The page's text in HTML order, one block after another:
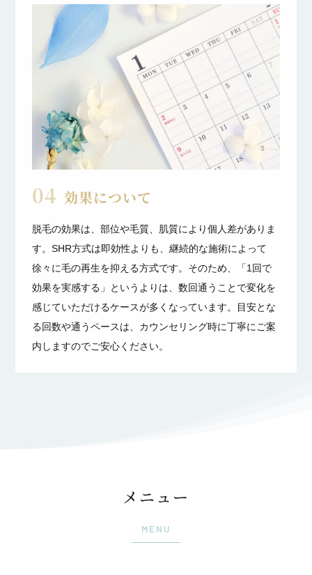
04 効果について
脱毛の効果は、部位や毛質、肌質により個人差がありま
す。SHR方式は即効性よりも、継続的な施術によって
徐々に毛の再生を抑える方式です。そのため、「1回で
効果を実感する」というよりは、数回通うことで変化を
感じていただけるケースが多くなっています。目安とな
る回数や通うペースは、カウンセリング時に丁寧にご案
内しますのでご安心ください。
メニュー
MENU